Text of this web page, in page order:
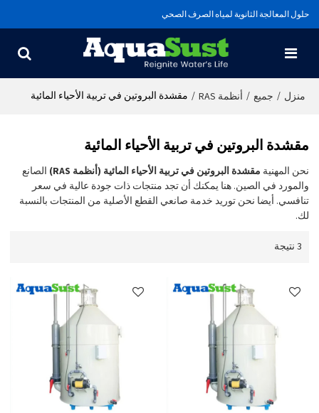
حلول المعالجة الثانوية لمياه الصرف الصحي
منزل / جميع / أنظمة RAS / مقشدة البروتين في تربية الأحياء المائية
مقشدة البروتين في تربية الأحياء المائية
نحن المهنية مقشدة البروتين في تربية الأحياء المائية (أنظمة RAS)
الصانع
والمورد في الصين. هنا يمكنك أن تجد منتجات ذات جودة عالية في سعر
تنافسي. أيضا نحن توريد خدمة صانعي القطع الأصلية من المنتجات بالنسبة
لك.
3 نتيجة